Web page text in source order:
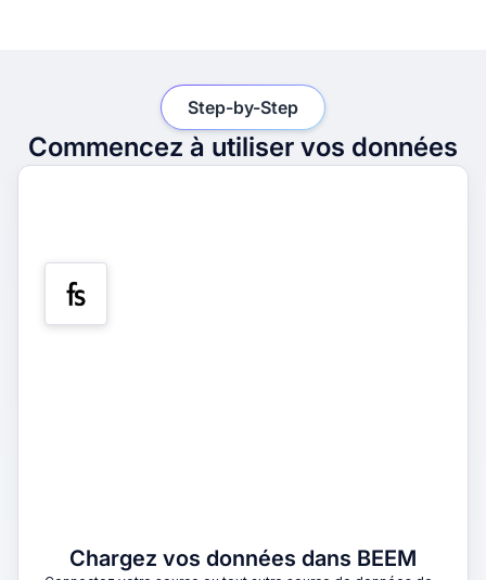
Commencez à utiliser vos données
Step-by-Step
Chargez vos données dans BEEM